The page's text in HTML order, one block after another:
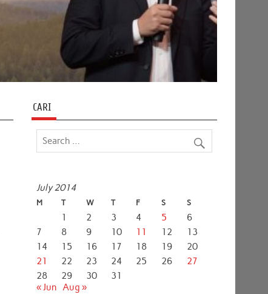
CARI
July 2014
M T W T F S S
1 2 3 4 5
6
7
8 9 10 11 12
13
14
15 16 17 18 19
20
21
22 23 24 25 26
27
28
29 30
31
« Jun Aug »